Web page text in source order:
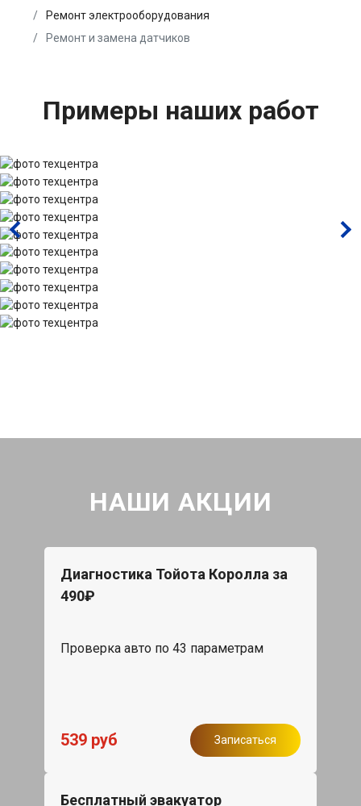
Ремонт электрооборудования
Ремонт и замена датчиков
Примеры наших работ
НАШИ АКЦИИ
Диагностика Тойота Королла за
490₽
Проверка авто по 43 параметрам
539 руб Записаться
Бесплатный эвакуатор